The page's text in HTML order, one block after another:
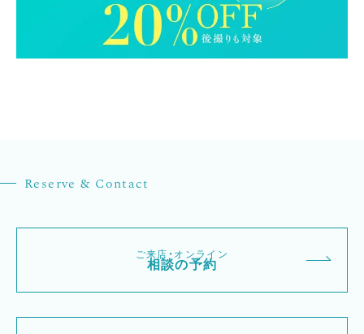
Reserve & Contact
ご来店・オンライン
相談の予約